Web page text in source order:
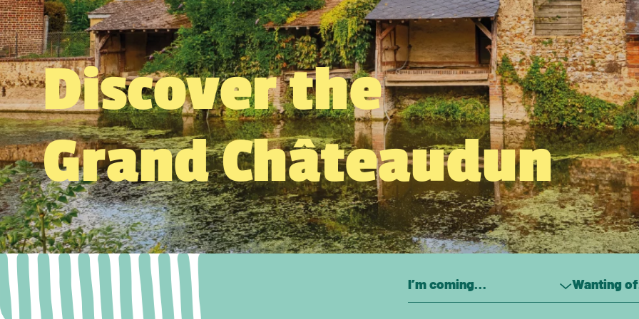
Discover the
Grand Châteaudun